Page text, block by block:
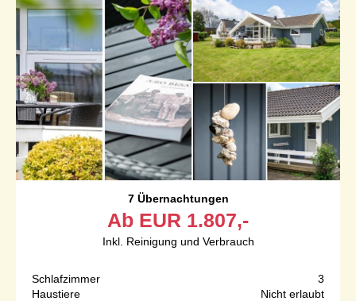
7 Übernachtungen
Ab EUR 1.807,-
Inkl. Reinigung und Verbrauch
Schlafzimmer
3
Haustiere
Nicht erlaubt